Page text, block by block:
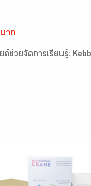
าท
ช่วยจัดการเรียนรู้: